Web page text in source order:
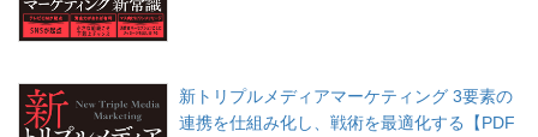
新トリプルメディアマーケティング 3要素の
連携を仕組み化し、戦術を最適化する【PDF